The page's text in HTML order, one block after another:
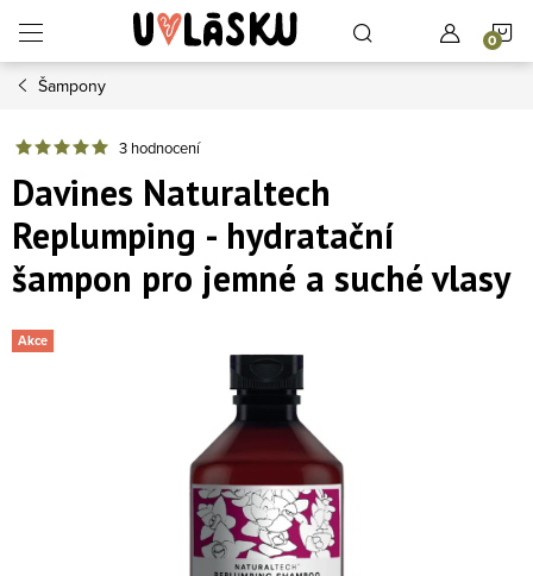
Šampony
3 hodnocení
Davines Naturaltech
Replumping - hydratační
šampon pro jemné a suché vlasy
Akce